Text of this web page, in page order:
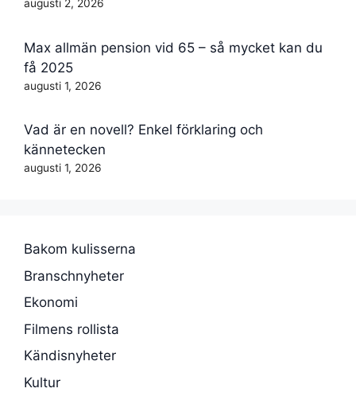
augusti 2, 2026
Max allmän pension vid 65 – så mycket kan du
få 2025
augusti 1, 2026
Vad är en novell? Enkel förklaring och
kännetecken
augusti 1, 2026
Bakom kulisserna
Branschnyheter
Ekonomi
Filmens rollista
Kändisnyheter
Kultur